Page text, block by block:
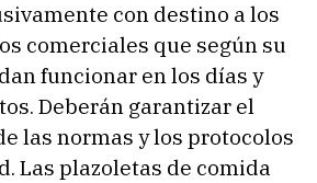
con destino a los
comerciales que según su
funcionar en los días y
Deberán garantizar el
las normas y los protocolos
Las plazoletas de comida